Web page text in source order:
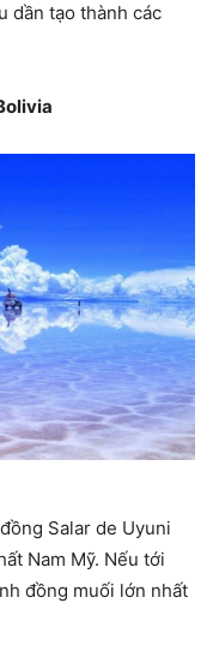
dần tạo thành các
Salar de Uyuni
Nam Mỹ. Nếu tới
đồng muối lớn nhất